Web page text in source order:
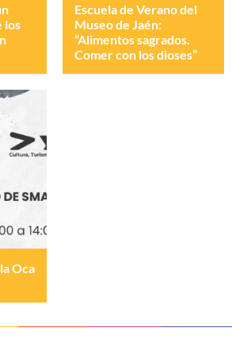
los
Escuela de Verano del
Museo de Jaén:
“Alimentos sagrados.
Comer con los dioses”
Oca